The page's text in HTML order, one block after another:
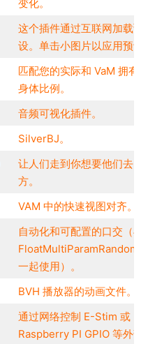
变化。
这个插件通过互联网加载
设。单击小图片以应用预
匹配您的实际和 VaM 拥
身体比例。
音频可视化插件。
SilverBJ。
让人们走到你想要他们去
方。
VAM 中的快速视图对齐。
自动化和可配置的口交（
一起使用）。
BVH 播放器的动画文件。
通过网络控制 E-Stim 或
Raspberry PI GPIO 等外